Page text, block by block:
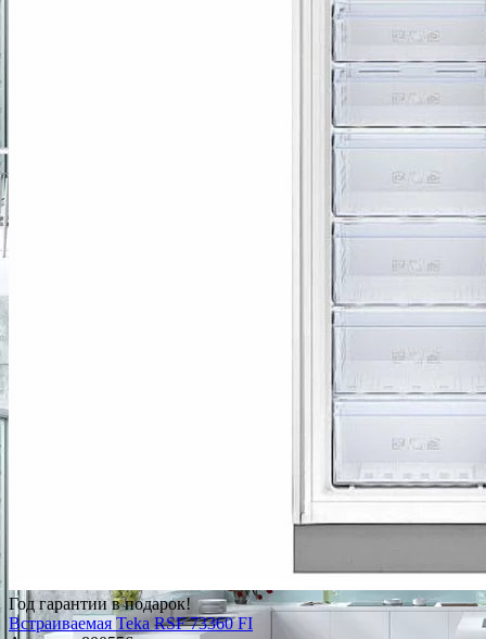
Год гарантии в подарок!
Встраиваемая Teka RSF 73360 FI